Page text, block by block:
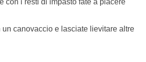
canovaccio e lasciate lievitare altre